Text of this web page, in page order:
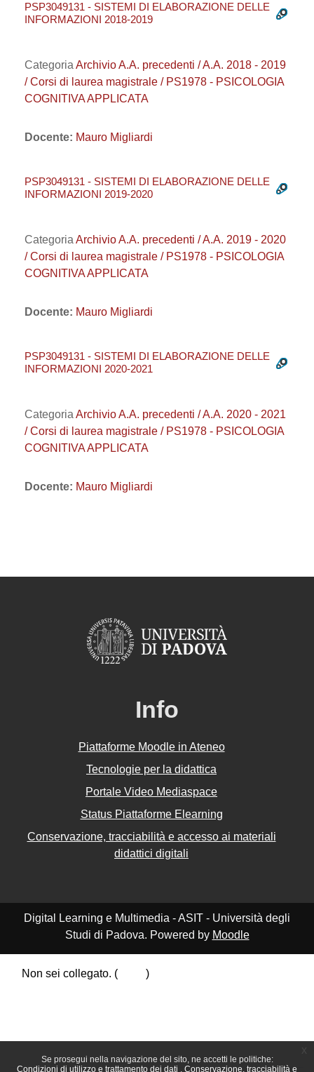
Se prosegui nella navigazione del sito, ne accetti le politiche:
Condizioni di utilizzo e trattamento dei dati
Conservazione, tracciabilità e
PSP3049131 - SISTEMI DI ELABORAZIONE DELLE
INFORMAZIONI 2018-2019
Categoria Archivio A.A. precedenti / A.A. 2018 - 2019
/ Corsi di laurea magistrale / PS1978 - PSICOLOGIA
COGNITIVA APPLICATA
Docente: Mauro Migliardi
PSP3049131 - SISTEMI DI ELABORAZIONE DELLE
INFORMAZIONI 2019-2020
Categoria Archivio A.A. precedenti / A.A. 2019 - 2020
/ Corsi di laurea magistrale / PS1978 - PSICOLOGIA
COGNITIVA APPLICATA
Docente: Mauro Migliardi
PSP3049131 - SISTEMI DI ELABORAZIONE DELLE
INFORMAZIONI 2020-2021
Categoria Archivio A.A. precedenti / A.A. 2020 - 2021
/ Corsi di laurea magistrale / PS1978 - PSICOLOGIA
COGNITIVA APPLICATA
Docente: Mauro Migliardi
Info
Piattaforme Moodle in Ateneo
Tecnologie per la didattica
Portale Video Mediaspace
Status Piattaforme Elearning
Conservazione, tracciabilità e accesso ai materiali
didattici digitali
Digital Learning e Multimedia - ASIT - Università degli
Studi di Padova. Powered by Moodle
Non sei collegato. (
)